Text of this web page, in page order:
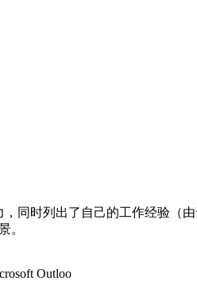
同时列出了自己的工作经验（
。
Outloo